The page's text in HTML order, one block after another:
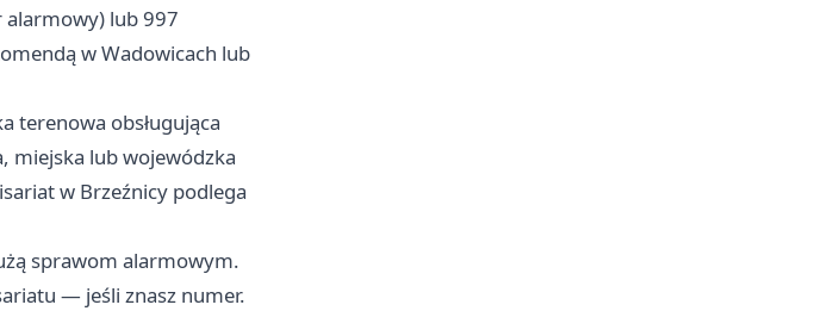
lub 997
w Wadowicach lub
terenowa obsługująca
miejska lub wojewódzka
w Brzeźnicy podlega
sprawom alarmowym.
— jeśli znasz numer.